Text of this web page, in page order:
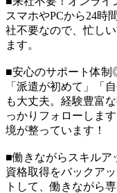
スマホやPCから24時
社不要なので、忙し
ます。
■安心のサポート体
「派遣が初めて」「
も大丈夫。経験豊富
っかりフォローしま
境が整っています！
■働きながらスキルア
資格取得をバックア
トして、働きながら